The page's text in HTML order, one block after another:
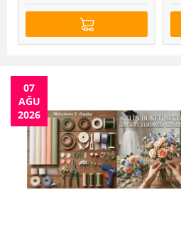
07
AĞU
2026